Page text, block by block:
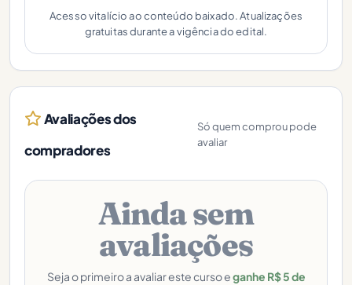
Acesso vitalício ao conteúdo baixado. Atualizações
gratuitas durante a vigência do edital.
Avaliações dos
compradores
Só quem comprou pode
avaliar
Ainda sem
avaliações
Seja o primeiro a avaliar este curso eganhe R$ 5 de